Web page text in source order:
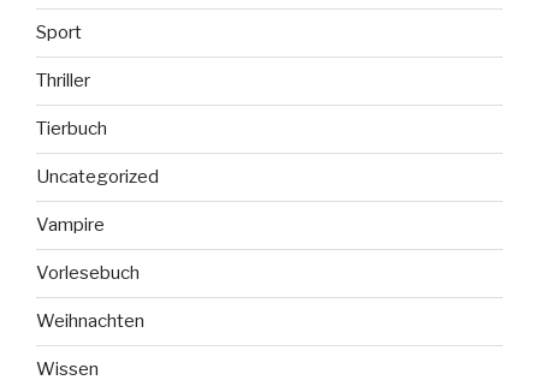
Sport
Thriller
Tierbuch
Uncategorized
Vampire
Vorlesebuch
Weihnachten
Wissen